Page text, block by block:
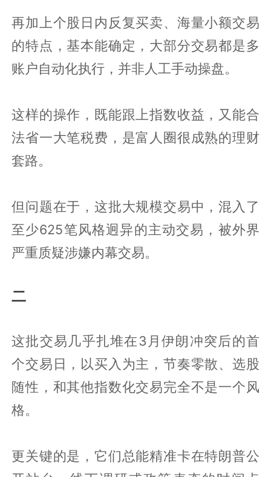
再加上个股日内反复买卖、海量小额交易
的特点，基本能确定，大部分交易都是多
账户自动化执行，并非人工手动操盘。
这样的操作，既能跟上指数收益，又能合
法省一大笔税费，是富人圈很成熟的理财
套路。
但问题在于，这批大规模交易中，混入了
至少625笔风格迥异的主动交易，被外界
严重质疑涉嫌内幕交易。
二
这批交易几乎扎堆在3月伊朗冲突后的首
个交易日，以买入为主，节奏零散、选股
随性，和其他指数化交易完全不是一个风
格。
更关键的是，它们总能精准卡在特朗普公